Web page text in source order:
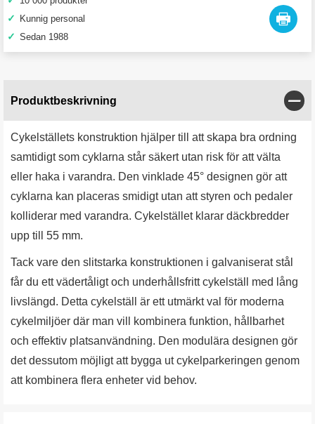
✓ Kunnig personal
✓ Sedan 1988
Produktbeskrivning
Cykelställets konstruktion hjälper till att skapa bra ordning
samtidigt som cyklarna står säkert utan risk för att välta
eller haka i varandra. Den vinklade 45° designen gör att
cyklarna kan placeras smidigt utan att styren och pedaler
kolliderar med varandra. Cykelstället klarar däckbredder
upp till 55 mm.
Tack vare den slitstarka konstruktionen i galvaniserat stål
får du ett vädertåligt och underhållsfritt cykelställ med lång
livslängd. Detta cykelställ är ett utmärkt val för moderna
cykelmiljöer där man vill kombinera funktion, hållbarhet
och effektiv platsanvändning. Den modulära designen gör
det dessutom möjligt att bygga ut cykelparkeringen genom
att kombinera flera enheter vid behov.